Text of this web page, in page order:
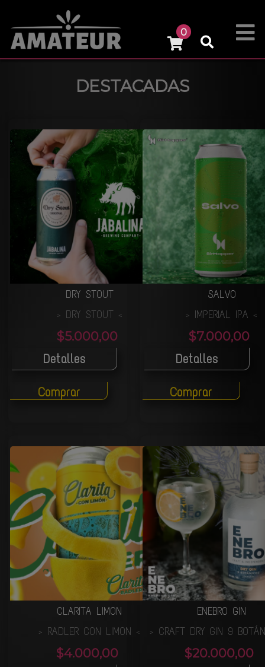
0
DESTACADAS
DRY STOUT
> DRY STOUT <
$5.000,00
Detalles
Comprar
SALVO
> IMPERIAL IPA <
$7.000,00
Detalles
Comprar
CLARITA LIMON
> RADLER CON LIMON <
$4.000,00
ENEBRO GIN
> CRAFT DRY GIN 9
$20.000,00